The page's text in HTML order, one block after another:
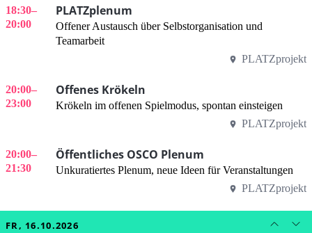
18:30–
20:00
PLATZplenum
Offener Austausch über Selbstorganisation und
Teamarbeit
PLATZprojekt
20:00–
23:00
Offenes Krökeln
Krökeln im offenen Spielmodus, spontan einsteigen
PLATZprojekt
20:00–
21:30
Öffentliches OSCO Plenum
Unkuratiertes Plenum, neue Ideen für Veranstaltungen
PLATZprojekt
FR, 16.10.2026